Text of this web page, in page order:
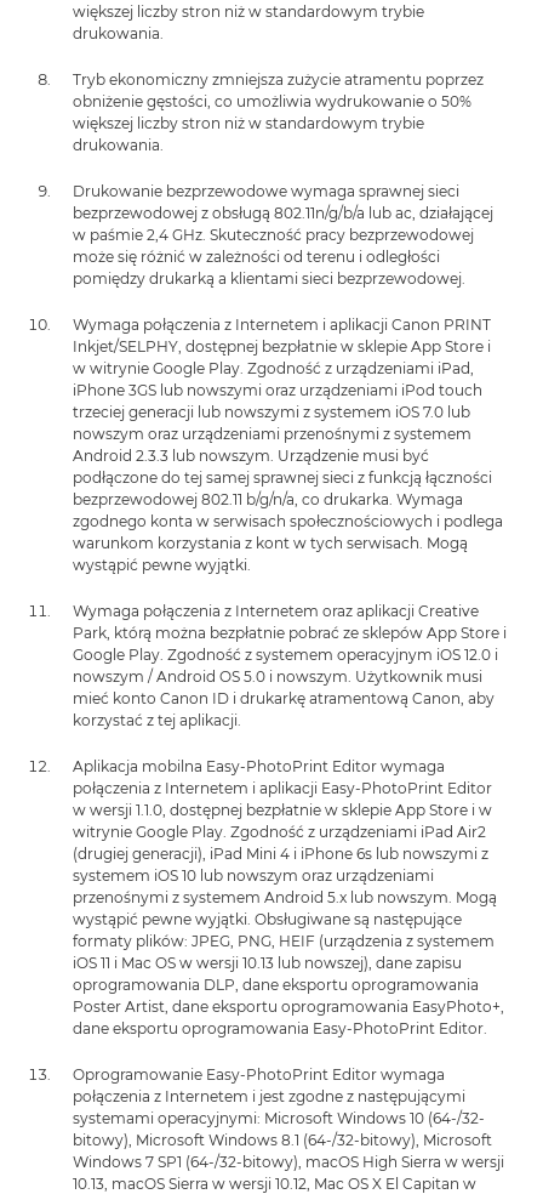
większej liczby stron niż w standardowym trybie
drukowania.
Tryb ekonomiczny zmniejsza zużycie atramentu poprzez
obniżenie gęstości, co umożliwia wydrukowanie o 50%
większej liczby stron niż w standardowym trybie
drukowania.
Drukowanie bezprzewodowe wymaga sprawnej sieci
bezprzewodowej z obsługą 802.11n/g/b/a lub ac, działającej
w paśmie 2,4 GHz. Skuteczność pracy bezprzewodowej
może się różnić w zależności od terenu i odległości
pomiędzy drukarką a klientami sieci bezprzewodowej.
Wymaga połączenia z Internetem i aplikacji Canon PRINT
Inkjet/SELPHY, dostępnej bezpłatnie w sklepie App Store i
w witrynie Google Play. Zgodność z urządzeniami iPad,
iPhone 3GS lub nowszymi oraz urządzeniami iPod touch
trzeciej generacji lub nowszymi z systemem iOS 7.0 lub
nowszym oraz urządzeniami przenośnymi z systemem
Android 2.3.3 lub nowszym. Urządzenie musi być
podłączone do tej samej sprawnej sieci z funkcją łączności
bezprzewodowej 802.11 b/g/n/a, co drukarka. Wymaga
zgodnego konta w serwisach społecznościowych i podlega
warunkom korzystania z kont w tych serwisach. Mogą
wystąpić pewne wyjątki.
Wymaga połączenia z Internetem oraz aplikacji Creative
Park, którą można bezpłatnie pobrać ze sklepów App Store i
Google Play. Zgodność z systemem operacyjnym iOS 12.0 i
nowszym / Android OS 5.0 i nowszym. Użytkownik musi
mieć konto Canon ID i drukarkę atramentową Canon, aby
korzystać z tej aplikacji.
Aplikacja mobilna Easy-PhotoPrint Editor wymaga
połączenia z Internetem i aplikacji Easy-PhotoPrint Editor
w wersji 1.1.0, dostępnej bezpłatnie w sklepie App Store i w
witrynie Google Play. Zgodność z urządzeniami iPad Air2
(drugiej generacji), iPad Mini 4 i iPhone 6s lub nowszymi z
systemem iOS 10 lub nowszym oraz urządzeniami
przenośnymi z systemem Android 5.x lub nowszym. Mogą
wystąpić pewne wyjątki. Obsługiwane są następujące
formaty plików: JPEG, PNG, HEIF (urządzenia z systemem
iOS 11 i Mac OS w wersji 10.13 lub nowszej), dane zapisu
oprogramowania DLP, dane eksportu oprogramowania
Poster Artist, dane eksportu oprogramowania EasyPhoto+,
dane eksportu oprogramowania Easy-PhotoPrint Editor.
Oprogramowanie Easy-PhotoPrint Editor wymaga
połączenia z Internetem i jest zgodne z następującymi
systemami operacyjnymi: Microsoft Windows 10 (64-/32-
bitowy), Microsoft Windows 8.1 (64-/32-bitowy), Microsoft
Windows 7 SP1 (64-/32-bitowy), macOS High Sierra w wersji
10.13, macOS Sierra w wersji 10.12, Mac OS X El Capitan w